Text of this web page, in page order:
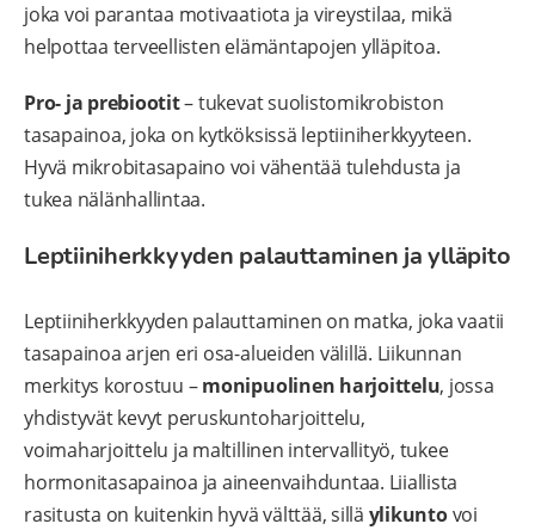
joka voi parantaa motivaatiota ja vireystilaa, mikä
helpottaa terveellisten elämäntapojen ylläpitoa.
Pro- ja prebiootit– tukevat suolistomikrobiston
tasapainoa, joka on kytköksissä leptiiniherkkyyteen.
Hyvä mikrobitasapaino voi vähentää tulehdusta ja
tukea nälänhallintaa.
Leptiiniherkkyyden palauttaminen ja ylläpito
Leptiiniherkkyyden palauttaminen on matka, joka vaatii
tasapainoa arjen eri osa-alueiden välillä. Liikunnan
merkitys korostuu –monipuolinen harjoittelu, jossa
yhdistyvät kevyt peruskuntoharjoittelu,
voimaharjoittelu ja maltillinen intervallityö, tukee
hormonitasapainoa ja aineenvaihduntaa. Liiallista
rasitusta on kuitenkin hyvä välttää, sillä ylikuntovoi